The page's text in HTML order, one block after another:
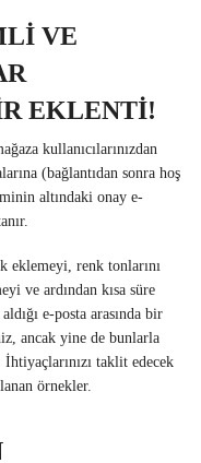
VE
EKLENTİ!
kullanıcılarınızdan
(bağlantıdan sonra hoş
altındaki onay e-
renk tonlarını
ve ardından kısa süre
e-posta arasında bir
ancak yine de bunlarla
taklit edecek
örnekler.